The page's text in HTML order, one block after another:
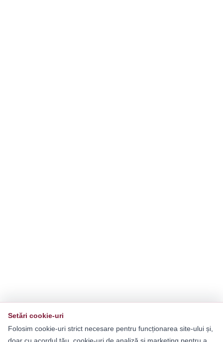
Setări cookie-uri
Folosim cookie-uri strict necesare pentru funcționarea site-ului și,